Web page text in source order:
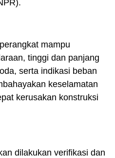
mampu
tinggi dan panjang
serta indikasi beban
keselamatan
kerusakan konstruksi
dilakukan verifikasi dan